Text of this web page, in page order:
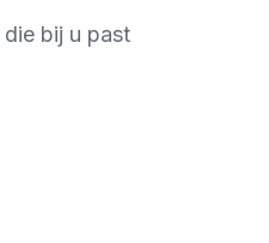
bij u past